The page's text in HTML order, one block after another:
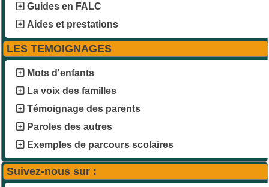
Guides en FALC
Aides et prestations
LES TEMOIGNAGES
Mots d'enfants
La voix des familles
Témoignage des parents
Paroles des autres
Exemples de parcours scolaires
Suivez-nous sur :